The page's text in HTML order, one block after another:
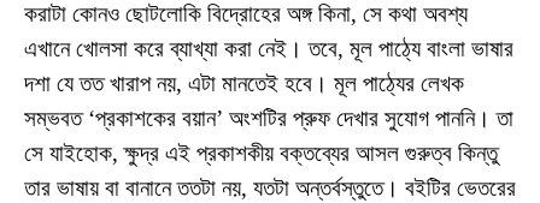
করাটা কোনও ছোটলোকি বিদ্রোহের অঙ্গ কিনা, সে কথা অবশ্য
এখানে খোলসা করে ব্যাখ্যা করা নেই। তবে, মূল পাঠ্যে বাংলা ভাষার
দশা যে তত খারাপ নয়, এটা মানতেই হবে। মূল পাঠ্যের লেখক
সম্ভবত ‘প্রকাশকের বয়ান’ অংশটির প্রুফ দেখার সুযোগ পাননি। তা
সে যাইহোক, ক্ষুদ্র এই প্রকাশকীয় বক্তব্যের আসল গুরুত্ব কিন্তু
তার ভাষায় বা বানানে ততটা নয়, যতটা অন্তর্বস্তুতে। বইটির ভেতরের